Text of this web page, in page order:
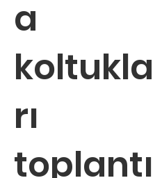
a
koltukla
rı
toplantı